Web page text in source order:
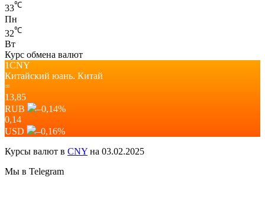
33℃
Пн
32℃
Вт
Курс обмена валют
1CNY
Китайский юань. Китай
=
13,85
RUB
–0,14%
0,14
USD
–0,16%
Курсы валют в CNY на 03.02.2025
Мы в Telegram